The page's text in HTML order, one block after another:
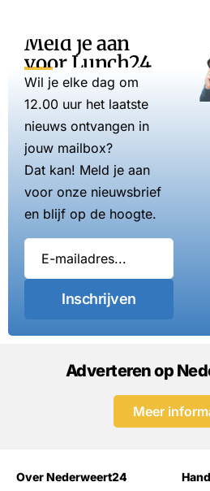
Meld je aan
voor Lunch24
Wil je elke dag om
12.00 uur het laatste
nieuws ontvangen in
jouw mailbox?
Dat kan! Meld je aan
voor onze nieuwsbrief
en blijf op de hoogte.
Inschrijven
Adverteren op
Meer
Over Nederweert24